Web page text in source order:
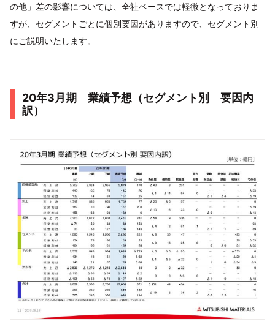
の他」差の影響については、全社ベースでは軽微となっておりま
すが、セグメントごとに個別要因がありますので、セグメント別
にご説明いたします。
20年3月期 業績予想（セグメント別 要因内
訳）